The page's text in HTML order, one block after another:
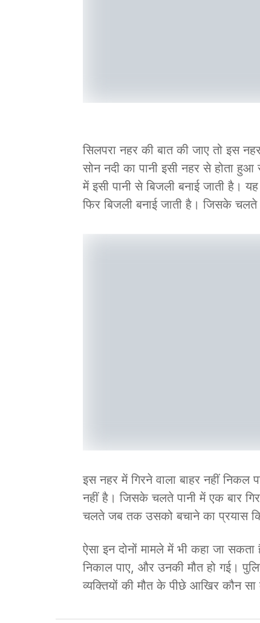
सिलपरा नहर की बात की जाए तो इस
सोन नदी का पानी इसी नहर से होता हुआ
में इसी पानी से बिजली बनाई जाती है।
फिर बिजली बनाई जाती है। जिसके चलते
इस नहर में गिरने वाला बाहर नहीं निकल
नहीं है। जिसके चलते पानी में एक बार
चलते जब तक उसको बचाने का प्रयास
ऐसा इन दोनों मामले में भी कहा जा
निकाल पाए, और उनकी मौत हो गई।
व्यक्तियों की मौत के पीछे आखिर कौन सा